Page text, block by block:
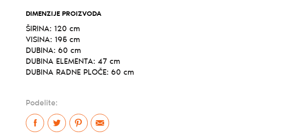
DIMENZIJE PROIZVODA
ŠIRINA: 120 cm
VISINA: 195 cm
DUBINA: 60 cm
DUBINA ELEMENTA: 47 cm
DUBINA RADNE PLOČE: 60 cm
Podelite: